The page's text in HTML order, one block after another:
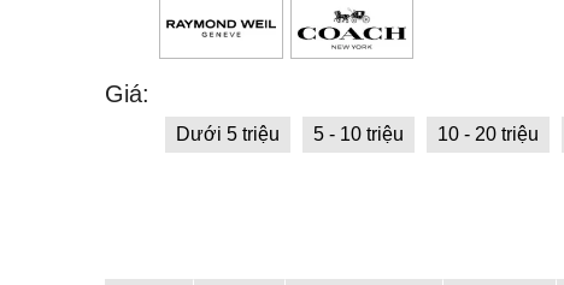
Giá:
Dưới 5 triệu 5 - 10 triệu 10 - 20 triệu